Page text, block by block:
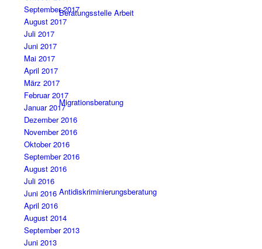
Beratungsstelle Arbeit
Migrationsberatung
Antidiskriminierungsberatung
September 2017
August 2017
Juli 2017
Juni 2017
Mai 2017
April 2017
März 2017
Februar 2017
Januar 2017
Dezember 2016
November 2016
Oktober 2016
September 2016
August 2016
Juli 2016
Juni 2016
April 2016
August 2014
September 2013
Juni 2013